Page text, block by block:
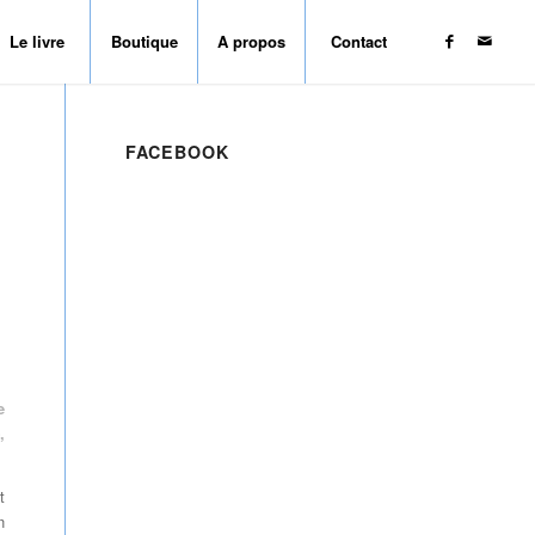
Le livre Boutique A propos Contact
FACEBOOK